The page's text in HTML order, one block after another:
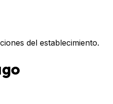
del establecimiento.